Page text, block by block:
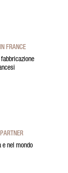
FRANCE
e nel mondo